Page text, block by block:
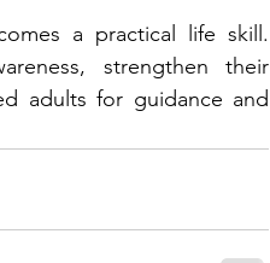
a practical life skill.
strengthen their
adults for guidance and